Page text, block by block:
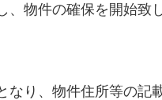
物件の確保を開始致し
り、物件住所等の記